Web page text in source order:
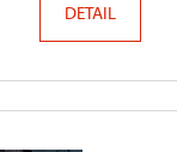
DETAIL